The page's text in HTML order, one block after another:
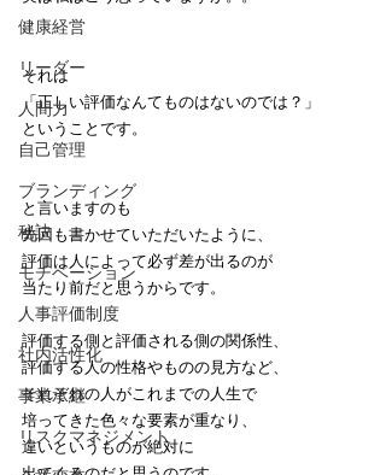
健康経営
リーダー
人間力
自己管理
ブランディング
秘訣
モチベーション
人事評価制度
社内活性化
事業承継
リスクマネジメント
それは
「正しい評価なんてものはないのでは？」
ということです。
と言いますのも
先回も書かせていただいたように、
評価は人によって必ず差が出るのが
当たり前だと思うからです。
評価する側と評価される側の関係性、
評価する人の性格やものの見方など、
それぞれの人がこれまでの人生で
培ってきた色々な要素が重なり、
違いというものが絶対に